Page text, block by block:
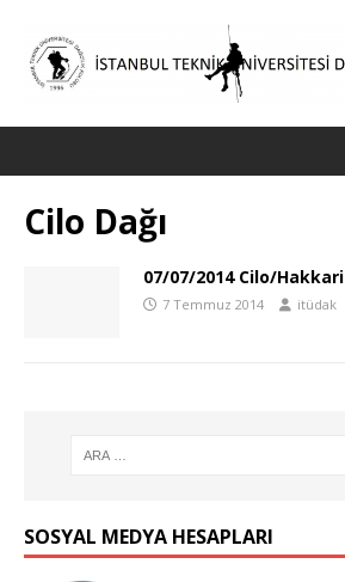
Cilo Dağı
07/07/2014 Cilo/
7 Temmuz 2014 itüdak
SOSYAL MEDYA HESAPLARI